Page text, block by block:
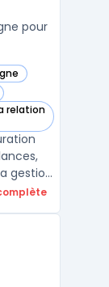
pour
relation
gestion
une